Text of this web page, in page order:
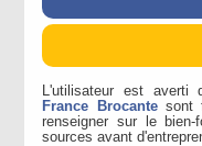
L'utilisateur est averti
France Brocantesont
renseigner sur le
sources avant